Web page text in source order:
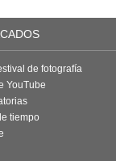
de fotografía
YouTube
tiempo